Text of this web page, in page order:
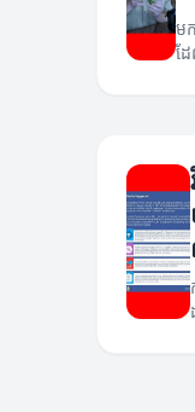
ម
ដ